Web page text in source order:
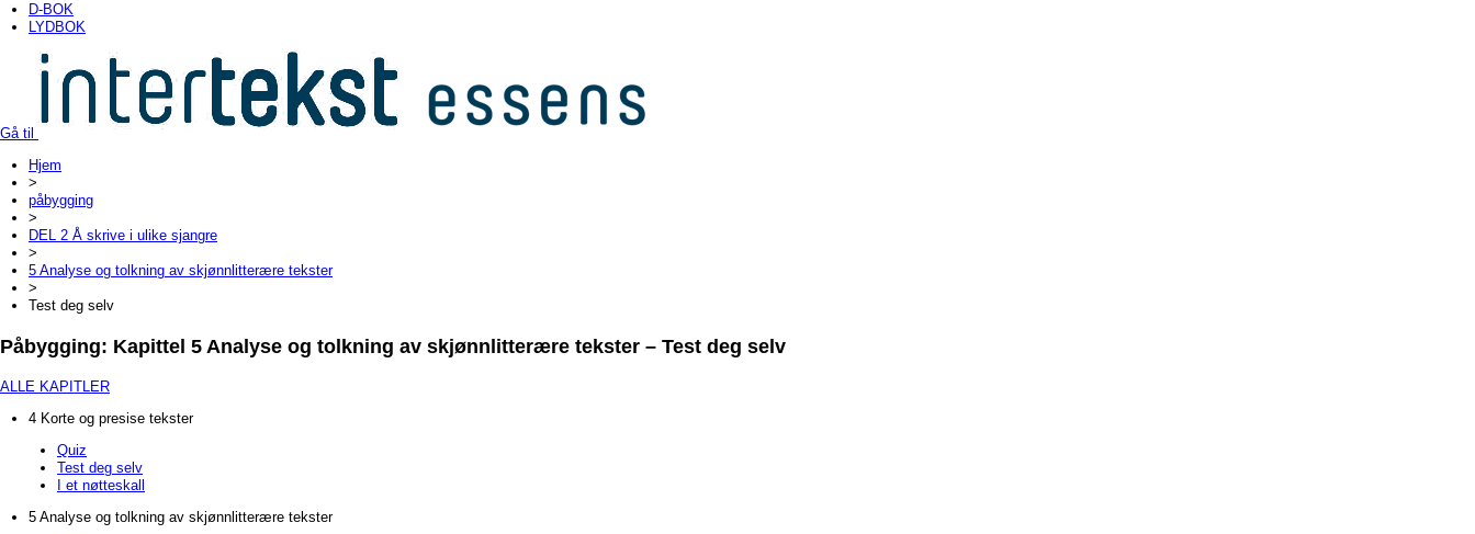
D-BOK
LYDBOK
Gå til
Hjem
>
påbygging
>
DEL 2 Å skrive i ulike sjangre
>
5 Analyse og tolkning av skjønnlitterære tekster
>
Test deg selv
Påbygging: Kapittel 5 Analyse og tolkning av skjønnlitterære tekster – Test deg selv
ALLE KAPITLER
4 Korte og presise tekster
Quiz
Test deg selv
I et nøtteskall
5 Analyse og tolkning av skjønnlitterære tekster